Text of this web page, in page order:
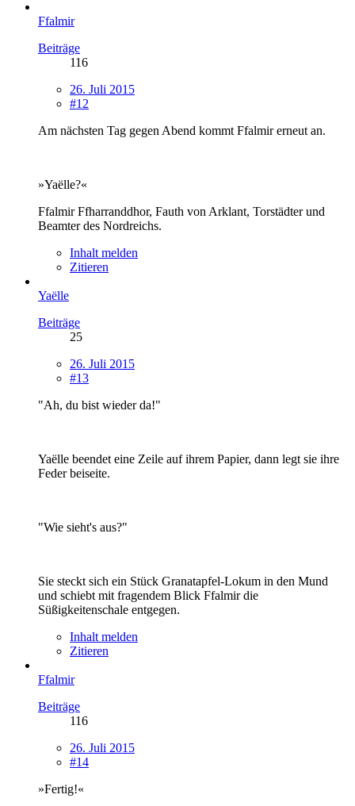
Ffalmir
Beiträge
116
26. Juli 2015
#12
Am nächsten Tag gegen Abend kommt Ffalmir erneut an.
»Yaëlle?«
Ffalmir Ffharranddhor, Fauth von Arklant, Torstädter und
Beamter des Nordreichs.
Inhalt melden
Zitieren
Yaëlle
Beiträge
25
26. Juli 2015
#13
"Ah, du bist wieder da!"
Yaëlle beendet eine Zeile auf ihrem Papier, dann legt sie ihre
Feder beiseite.
"Wie sieht's aus?"
Sie steckt sich ein Stück Granatapfel-Lokum in den Mund
und schiebt mit fragendem Blick Ffalmir die
Süßigkeitenschale entgegen.
Inhalt melden
Zitieren
Ffalmir
Beiträge
116
26. Juli 2015
#14
»Fertig!«